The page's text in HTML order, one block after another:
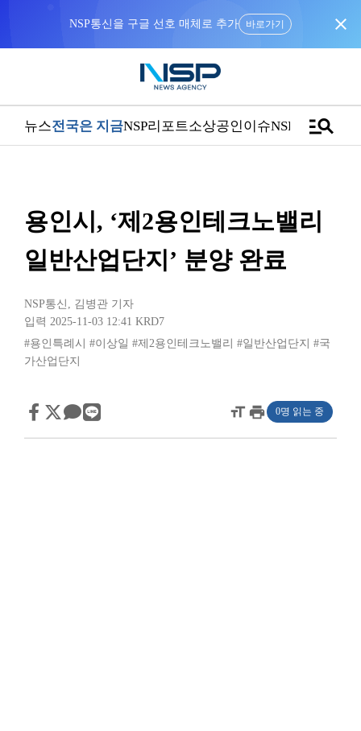
NSP통신을 구글 선호 매체로 추가 바로가기 close
뉴스전국은 지금NSP리포트소상공인이슈NSPTVmanage_search
용인시, ‘제2용인테크노밸리
일반산업단지’ 분양 완료
NSP통신 , 김병관 기자
입력 2025-11-03 12:41 KRD7
#용인특례시
#이상일 #제2용인테크노밸리 #일반산업단지 #국
가산업단지
format_sizeprint 0명 읽는 중